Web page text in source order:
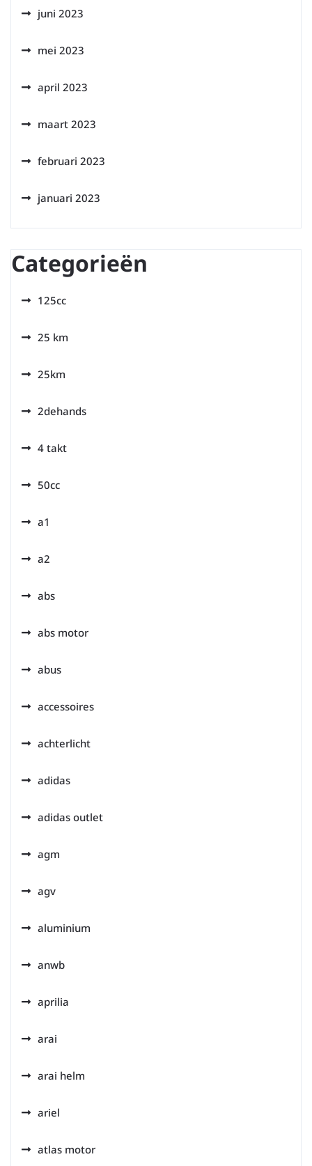
juni 2023
mei 2023
april 2023
maart 2023
februari 2023
januari 2023
Categorieën
125cc
25 km
25km
2dehands
4 takt
50cc
a1
a2
abs
abs motor
abus
accessoires
achterlicht
adidas
adidas outlet
agm
agv
aluminium
anwb
aprilia
arai
arai helm
ariel
atlas motor